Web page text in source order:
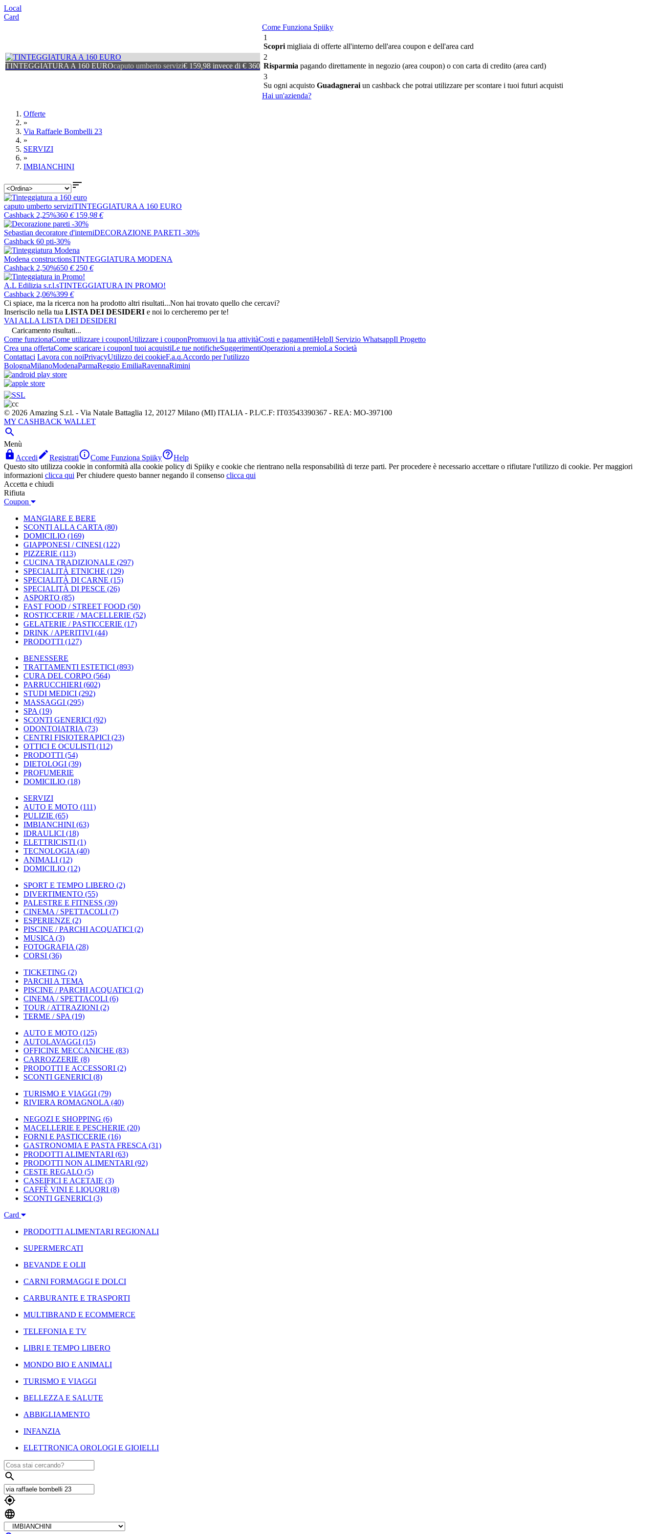
Local
Card
TINTEGGIATURA A 160 EUROcaputo umberto servizi€ 159,98 invece di € 360
Come Funziona Spiiky
1
Scopri migliaia di offerte all'interno dell'area coupon e dell'area card
2
Risparmia pagando direttamente in negozio (area coupon) o con carta di credito (area card)
3
Su ogni acquisto Guadagnerai un cashback che potrai utilizzare per scontare i tuoi futuri acquisti
Hai un'azienda?
Offerte
»
Via Raffaele Bombelli 23
»
SERVIZI
»
IMBIANCHINI

caputo umberto serviziTINTEGGIATURA A 160 EURO
Cashback 2,25%360 € 159 ,98 €
Sebastian decoratore d'interniDECORAZIONE PARETI -30%
Cashback 60 pti-30%
Modena constructionsTINTEGGIATURA MODENA
Cashback 2,50%650 € 250 €
A.L Edilizia s.r.l.sTINTEGGIATURA IN PROMO!
Cashback 2,06%399 €
Ci spiace, ma la ricerca non ha prodotto altri risultati...Non hai trovato quello che cercavi?
Inseriscilo nella tua LISTA DEI DESIDERI e noi lo cercheremo per te!
VAI ALLA LISTA DEI DESIDERI
Caricamento risultati...
Come funzionaCome utilizzare i couponUtilizzare i couponPromuovi la tua attivitàCosti e pagamentiHelpIl Servizio WhatsappIl Progetto
Crea una offertaCome scaricare i couponI tuoi acquistiLe tue notificheSuggerimentiOperazioni a premioLa Società
Contattaci Lavora con noiPrivacyUtilizzo dei cookieF.a.q.Accordo per l'utilizzo
BolognaMilanoModenaParmaReggio EmiliaRavennaRimini
© 2026 Amazing S.r.l. - Via Natale Battaglia 12, 20127 Milano (MI) ITALIA - P.I./C.F: IT03543390367 - REA: MO-397100
MY CASHBACK WALLET

Menù
 Accedi RegistratiCome Funziona SpiikyHelp
Questo sito utilizza cookie in conformità alla cookie policy di Spiiky e cookie che rientrano nella responsabilità di terze parti. Per procedere è necessario accettare o rifiutare l'utilizzo di cookie. Per maggiori
informazioni clicca qui Per chiudere questo banner negando il consenso clicca qui
Accetta e chiudi
Rifiuta
Coupon
MANGIARE E BERE
SCONTI ALLA CARTA (80)
DOMICILIO (169)
GIAPPONESI / CINESI (122)
PIZZERIE (113)
CUCINA TRADIZIONALE (297)
SPECIALITÀ ETNICHE (129)
SPECIALITÀ DI CARNE (15)
SPECIALITÀ DI PESCE (26)
ASPORTO (85)
FAST FOOD / STREET FOOD (50)
ROSTICCERIE / MACELLERIE (52)
GELATERIE / PASTICCERIE (17)
DRINK / APERITIVI (44)
PRODOTTI (127)
BENESSERE
TRATTAMENTI ESTETICI (893)
CURA DEL CORPO (564)
PARRUCCHIERI (602)
STUDI MEDICI (292)
MASSAGGI (295)
SPA (19)
SCONTI GENERICI (92)
ODONTOIATRIA (73)
CENTRI FISIOTERAPICI (23)
OTTICI E OCULISTI (112)
PRODOTTI (54)
DIETOLOGI (39)
PROFUMERIE
DOMICILIO (18)
SERVIZI
AUTO E MOTO (111)
PULIZIE (65)
IMBIANCHINI (63)
IDRAULICI (18)
ELETTRICISTI (1)
TECNOLOGIA (40)
ANIMALI (12)
DOMICILIO (12)
SPORT E TEMPO LIBERO (2)
DIVERTIMENTO (55)
PALESTRE E FITNESS (39)
CINEMA / SPETTACOLI (7)
ESPERIENZE (2)
PISCINE / PARCHI ACQUATICI (2)
MUSICA (3)
FOTOGRAFIA (28)
CORSI (36)
TICKETING (2)
PARCHI A TEMA
PISCINE / PARCHI ACQUATICI (2)
CINEMA / SPETTACOLI (6)
TOUR / ATTRAZIONI (2)
TERME / SPA (19)
AUTO E MOTO (125)
AUTOLAVAGGI (15)
OFFICINE MECCANICHE (83)
CARROZZERIE (8)
PRODOTTI E ACCESSORI (2)
SCONTI GENERICI (8)
TURISMO E VIAGGI (79)
RIVIERA ROMAGNOLA (40)
NEGOZI E SHOPPING (6)
MACELLERIE E PESCHERIE (20)
FORNI E PASTICCERIE (16)
GASTRONOMIA E PASTA FRESCA (31)
PRODOTTI ALIMENTARI (63)
PRODOTTI NON ALIMENTARI (92)
CESTE REGALO (5)
CASEIFICI E ACETAIE (3)
CAFFÈ VINI E LIQUORI (8)
SCONTI GENERICI (3)
Card
PRODOTTI ALIMENTARI REGIONALI
SUPERMERCATI
BEVANDE E OLII
CARNI FORMAGGI E DOLCI
CARBURANTE E TRASPORTI
MULTIBRAND E ECOMMERCE
TELEFONIA E TV
LIBRI E TEMPO LIBERO
MONDO BIO E ANIMALI
TURISMO E VIAGGI
BELLEZZA E SALUTE
ABBIGLIAMENTO
INFANZIA
ELETTRONICA OROLOGI E GIOIELLI


